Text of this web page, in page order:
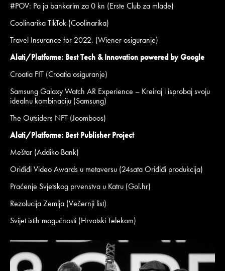
#POV: Pa ja bankarim za 0 kn (Erste Club za mlade)
Coolinarika TikTok (Coolinarika)
Travel Insurance for 2022. (Wiener osiguranje)
Alati/Platforme: Best Tech & Innovation powered by Google
Croatia FIT (Croatia osiguranje)
Samsung Galaxy Watch AR Experience – Kreiraj i isprobaj svoju
idealnu kombinaciju (Samsung)
The Outsiders NFT (Joomboos)
Alati/Platforme: Best Publisher Project
Meštar (Addiko Bank)
Oriđiđi Video Awards u metaversu (24sata Oriđiđi produkcija)
Praćenje Svjetskog prvenstva u Katru (Gol.hr)
Rezolucija Zemlja (Večernji list)
Svijet istih mogućnosti (Hrvatski Telekom)